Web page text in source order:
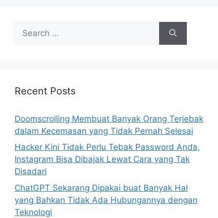
h
r
:
Recent Posts
Doomscrolling Membuat Banyak Orang Terjebak
dalam Kecemasan yang Tidak Pernah Selesai
Hacker Kini Tidak Perlu Tebak Password Anda,
Instagram Bisa Dibajak Lewat Cara yang Tak
Disadari
ChatGPT Sekarang Dipakai buat Banyak Hal
yang Bahkan Tidak Ada Hubungannya dengan
Teknologi